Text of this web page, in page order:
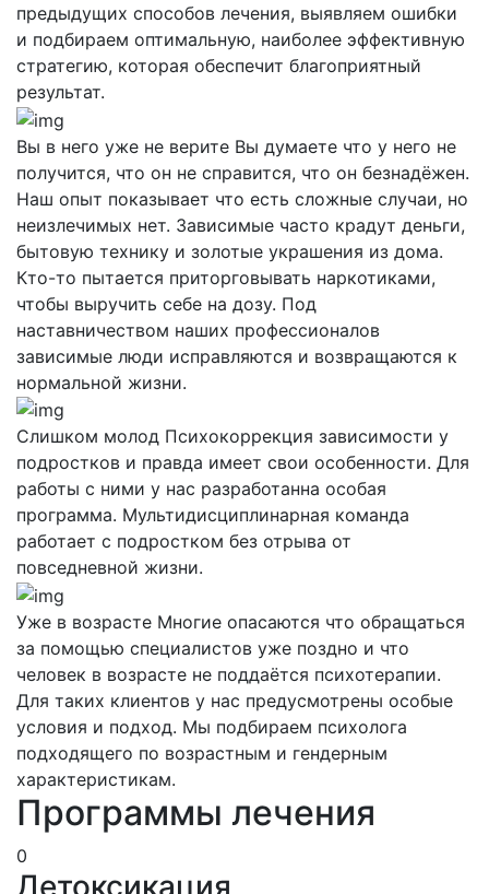
предыдущих способов лечения, выявляем ошибки
и подбираем оптимальную, наиболее эффективную
стратегию, которая обеспечит благоприятный
результат.
Вы в него уже не верите Вы думаете что у него не
получится, что он не справится, что он безнадёжен.
Наш опыт показывает что есть сложные случаи, но
неизлечимых нет. Зависимые часто крадут деньги,
бытовую технику и золотые украшения из дома.
Кто-то пытается приторговывать наркотиками,
чтобы выручить себе на дозу. Под
наставничеством наших профессионалов
зависимые люди исправляются и возвращаются к
нормальной жизни.
Слишком молод Психокоррекция зависимости у
подростков и правда имеет свои особенности. Для
работы с ними у нас разработанна особая
программа. Мультидисциплинарная команда
работает с подростком без отрыва от
повседневной жизни.
Уже в возрасте Многие опасаются что обращаться
за помощью специалистов уже поздно и что
человек в возрасте не поддаётся психотерапии.
Для таких клиентов у нас предусмотрены особые
условия и подход. Мы подбираем психолога
подходящего по возрастным и гендерным
характеристикам.
Программы лечения
0
Детоксикация